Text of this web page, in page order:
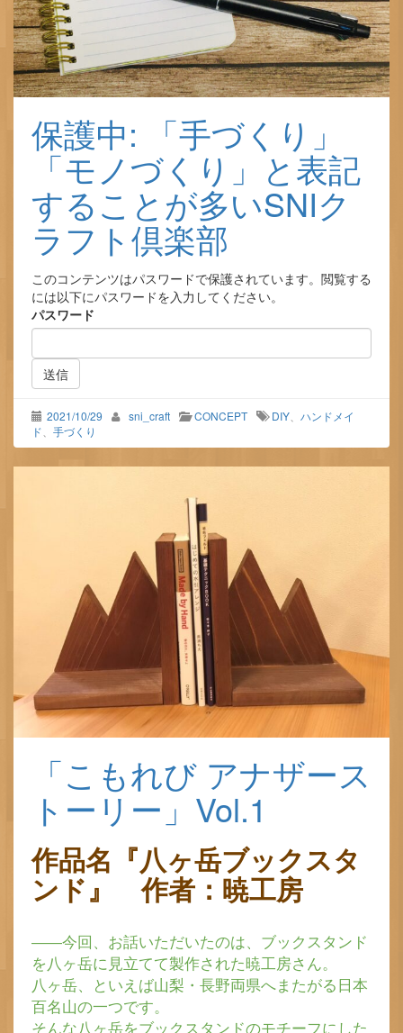
保護中: 「手づくり」
「モノづくり」と表記
することが多いSNIク
ラフト倶楽部
このコンテンツはパスワードで保護されています。閲覧する
には以下にパスワードを入力してください。
パスワード
2021/10/29 sni_craft CONCEPT DIY
ハンドメイ
ド
手づくり
「こもれび アナザース
トーリー」Vol.1
作品名『八ヶ岳ブックスタ
ンド』 作者：暁工房
――今回、お話いただいたのは、ブックスタンド
を八ヶ岳に見立てて製作された暁工房さん。
八ヶ岳、といえば山梨・長野両県へまたがる日本
百名山の一つです。
そんな八ヶ岳をブックスタンドのモチーフにした